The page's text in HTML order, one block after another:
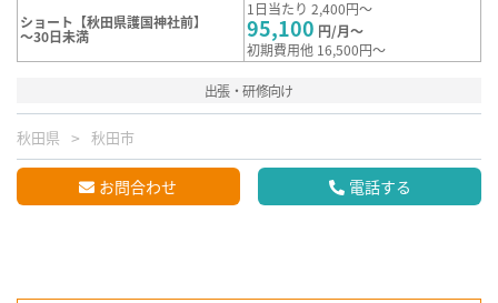
ショート【秋田県護国神社前】
～30日未満
1日当たり 2,400円～
95,100 円/月～
初期費用他 16,500円～
出張・研修向け
秋田県 秋田市
お問合わせ 電話する